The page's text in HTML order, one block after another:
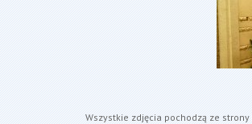
Wszystkie zdjęcia pochodzą ze strony